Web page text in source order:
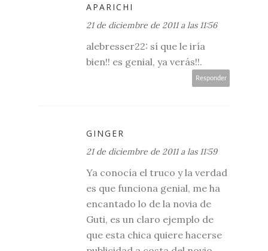
APARICHI
21 de diciembre de 2011 a las 11:56
alebresser22: sí que le iría
bien!! es genial, ya verás!!.
Responder
GINGER
21 de diciembre de 2011 a las 11:59
Ya conocía el truco y la verdad
es que funciona genial, me ha
encantado lo de la novia de
Guti, es un claro ejemplo de
que esta chica quiere hacerse